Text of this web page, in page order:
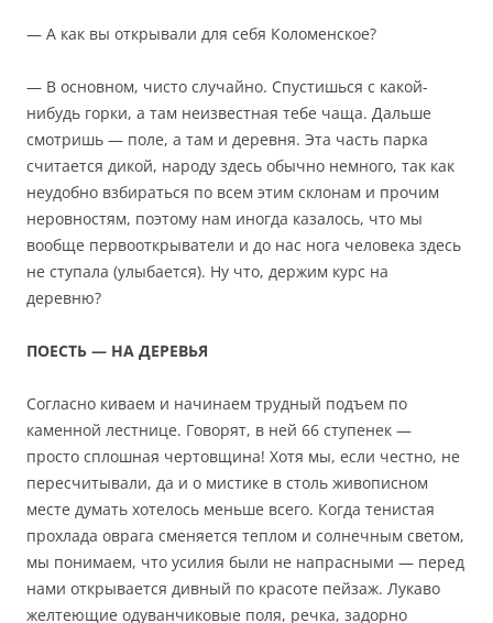
— А как вы открывали для себя Коломенское?
— В основном, чисто случайно. Спустишься с какой-
нибудь горки, а там неизвестная тебе чаща. Дальше
смотришь — поле, а там и деревня. Эта часть парка
считается дикой, народу здесь обычно немного, так как
неудобно взбираться по всем этим склонам и прочим
неровностям, поэтому нам иногда казалось, что мы
вообще первооткрыватели и до нас нога человека здесь
не ступала (улыбается). Ну что, держим курс на
деревню?
ПОЕСТЬ — НА ДЕРЕВЬЯ
Согласно киваем и начинаем трудный подъем по
каменной лестнице. Говорят, в ней 66 ступенек —
просто сплошная чертовщина! Хотя мы, если честно, не
пересчитывали, да и о мистике в столь живописном
месте думать хотелось меньше всего. Когда тенистая
прохлада оврага сменяется теплом и солнечным светом,
мы понимаем, что усилия были не напрасными — перед
нами открывается дивный по красоте пейзаж. Лукаво
желтеющие одуванчиковые поля, речка, задорно